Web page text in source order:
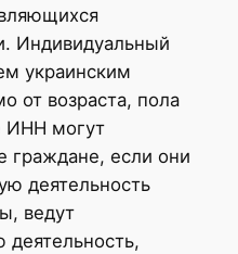
Индивидуальный
украинским
от возраста, пола
ИНН могут
граждане, если они
деятельность
ведут
деятельность,